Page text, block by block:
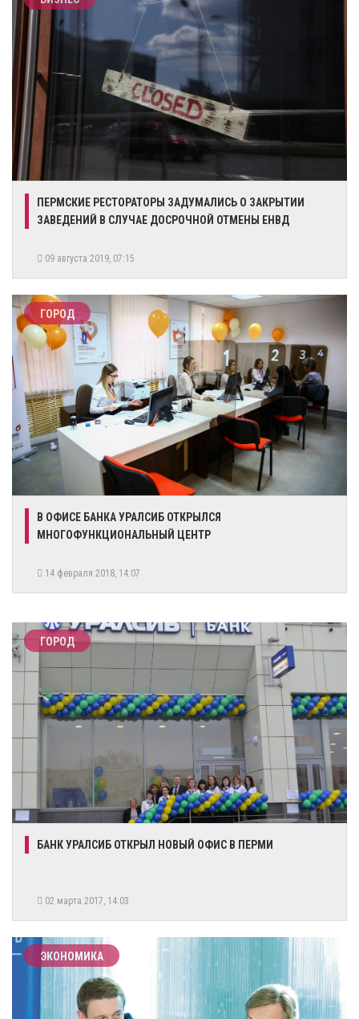
ПЕРМСКИЕ РЕСТОРАТОРЫ ЗАДУМАЛИСЬ О ЗАКРЫТИИ
ЗАВЕДЕНИЙ В СЛУЧАЕ ДОСРОЧНОЙ ОТМЕНЫ ЕНВД
09 августа 2019, 07:15
ГОРОД
В ОФИСЕ БАНКА УРАЛСИБ ОТКРЫЛСЯ
МНОГОФУНКЦИОНАЛЬНЫЙ ЦЕНТР
14 февраля 2018, 14:07
ГОРОД
БАНК УРАЛСИБ ОТКРЫЛ НОВЫЙ ОФИС В ПЕРМИ
02 марта 2017, 14:03
ЭКОНОМИКА